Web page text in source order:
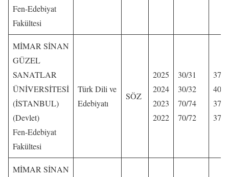
Fen-Edebiyat
Fakültesi
MİMAR SİNAN
GÜZEL
SANATLAR
ÜNİVERSİTESİ
(İSTANBUL)
(Devlet)
Fen-Edebiyat
Fakültesi
Türk Dili ve
Edebiyatı
SÖZ
2025
2024
2023
2022
30/31
30/32
70/74
70/72
MİMAR SİNAN